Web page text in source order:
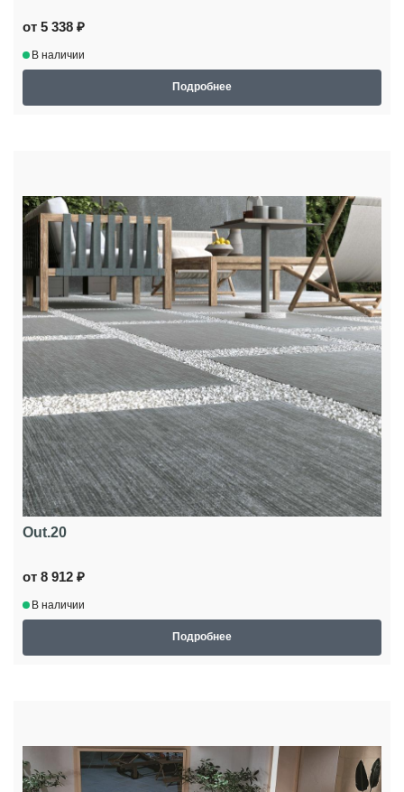
от 5 338 ₽
В наличии
Подробнее
Out.20
от 8 912 ₽
В наличии
Подробнее